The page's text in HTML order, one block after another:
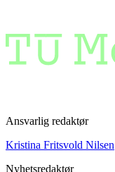
Ansvarlig redaktør
Kristina Fritsvold Nilsen
Nyhetsredaktør